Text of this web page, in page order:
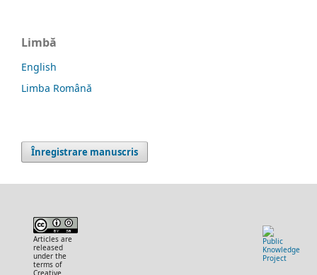
Limbă
English
Limba Română
Înregistrare manuscris
Articles are
released
under the
terms of
Creative